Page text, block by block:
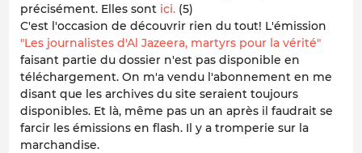
précisément. Elles sont ici. (5)
C'est l'occasion de découvrir rien du tout! L'émission
"Les journalistes d'Al Jazeera, martyrs pour la vérité"
faisant partie du dossier n'est pas disponible en
téléchargement. On m'a vendu l'abonnement en me
disant que les archives du site seraient toujours
disponibles. Et là, même pas un an après il faudrait se
farcir les émissions en flash. Il y a tromperie sur la
marchandise.